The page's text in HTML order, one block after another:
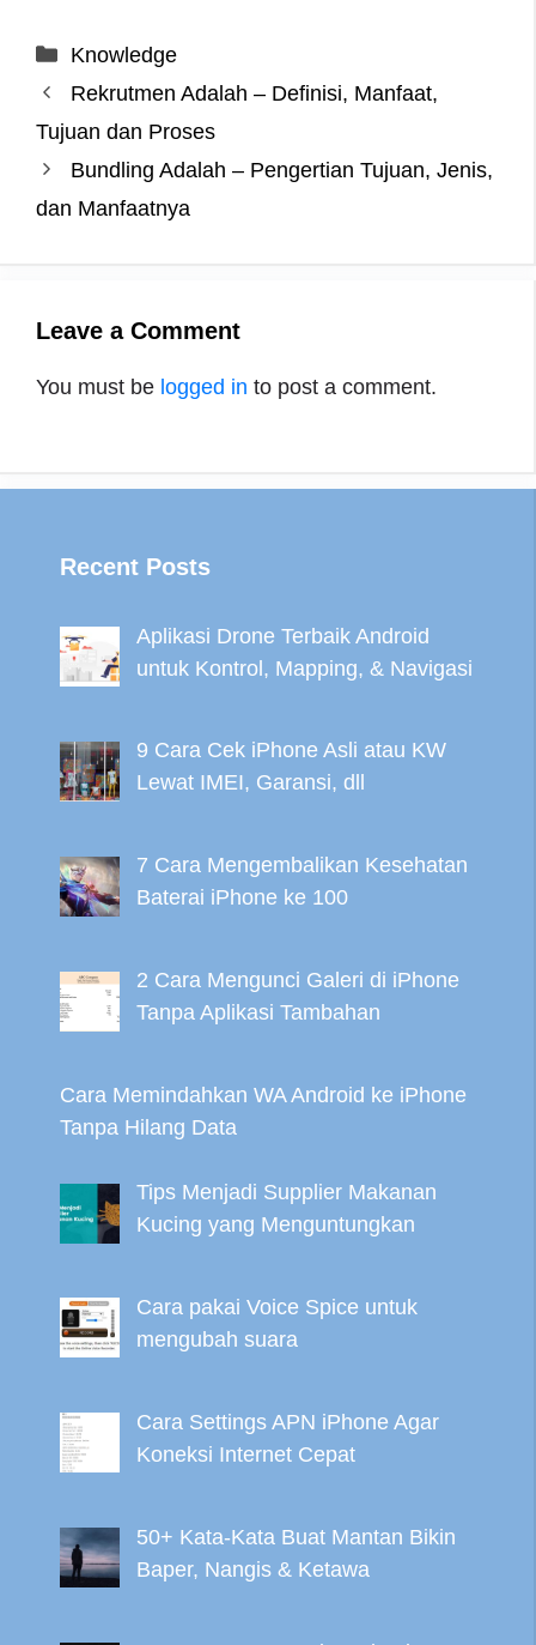
b
o
t
e
e
r
s
t
e
n
r
g
s
e
Categories
Knowledge
Rekrutmen Adalah – Definisi, Manfaat,
Tujuan dan Proses
Bundling Adalah – Pengertian Tujuan, Jenis,
dan Manfaatnya
Leave a Comment
You must be logged in to post a comment.
Recent Posts
Aplikasi Drone Terbaik Android
untuk Kontrol, Mapping, & Navigasi
9 Cara Cek iPhone Asli atau KW
Lewat IMEI, Garansi, dll
7 Cara Mengembalikan Kesehatan
Baterai iPhone ke 100
2 Cara Mengunci Galeri di iPhone
Tanpa Aplikasi Tambahan
Cara Memindahkan WA Android ke iPhone
Tanpa Hilang Data
Tips Menjadi Supplier Makanan
Kucing yang Menguntungkan
Cara pakai Voice Spice untuk
mengubah suara
Cara Settings APN iPhone Agar
Koneksi Internet Cepat
50+ Kata-Kata Buat Mantan Bikin
Baper, Nangis & Ketawa